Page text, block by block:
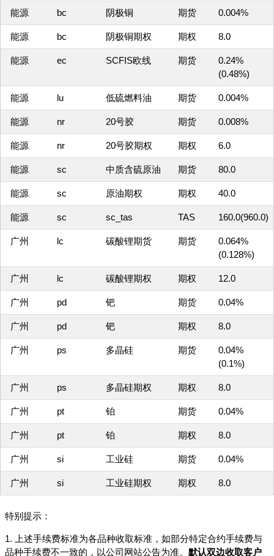
能源 bc 阴极铜 期货 0.004%
能源 bc 阴极铜期权 期权 8.0
能源 ec SCFIS欧线 期货
0.24%
(0.48%)
能源 lu 低硫燃料油 期货 0.004%
能源 nr 20号胶 期货 0.008%
能源 nr 20号胶期权 期权 6.0
能源 sc 中质含硫原油 期货 80.0
能源 sc 原油期权 期权 40.0
能源 sc sc_tas TAS 160.0(960.0)
广州 lc 碳酸锂期货 期货
0.064%
(0.128%)
广州 lc 碳酸锂期权 期权 12.0
广州 pd 钯 期货 0.04%
广州 pd 钯 期权 8.0
广州 ps 多晶硅 期货
0.04%
(0.1%)
广州 ps 多晶硅期权 期权 8.0
广州 pt 铂 期货 0.04%
广州 pt 铂 期权 8.0
广州 si 工业硅 期货 0.04%
广州 si 工业硅期权 期权 8.0
特别提示：
1. 上述手续费标准为各品种收取标准，如部分特定合约手续费与
品种手续费不一致的，以公司网站公告为准。 默认双边收取客户